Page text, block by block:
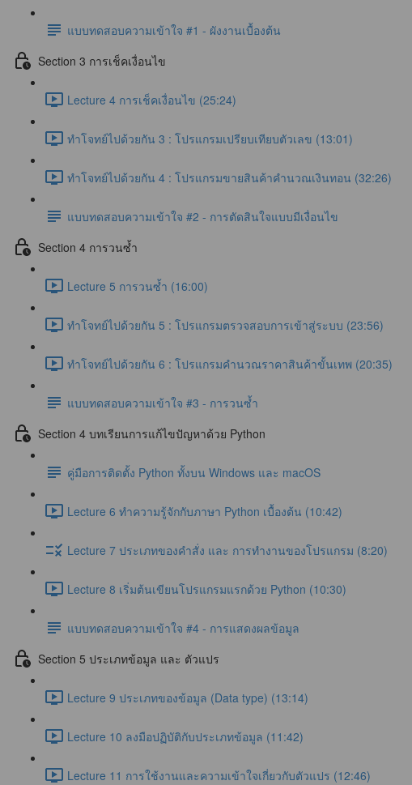
แบบทดสอบความเข้าใจ #1 - ผังงานเบื้องต้น
Section 3 การเช็คเงื่อนไข
Lecture 4 การเช็คเงื่อนไข (25:24)
ทำโจทย์ไปด้วยกัน 3 : โปรแกรมเปรียบเทียบตัวเลข (13:01)
ทำโจทย์ไปด้วยกัน 4 : โปรแกรมขายสินค้าคำนวณเงินทอน (32:26)
แบบทดสอบความเข้าใจ #2 - การตัดสินใจแบบมีเงื่อนไข
Section 4 การวนซ้ำ
Lecture 5 การวนซ้ำ (16:00)
ทำโจทย์ไปด้วยกัน 5 : โปรแกรมตรวจสอบการเข้าสู่ระบบ (23:56)
ทำโจทย์ไปด้วยกัน 6 : โปรแกรมคำนวณราคาสินค้าขั้นเทพ (20:35)
แบบทดสอบความเข้าใจ #3 - การวนซ้ำ
Section 4 บทเรียนการแก้ไขปัญหาด้วย Python
คู่มือการติดตั้ง Python ทั้งบน Windows และ macOS
Lecture 6 ทำความรู้จักกับภาษา Python เบื้องต้น (10:42)
Lecture 7 ประเภทของคำสั่ง และ การทำงานของโปรแกรม (8:20)
Lecture 8 เริ่มต้นเขียนโปรแกรมแรกด้วย Python (10:30)
แบบทดสอบความเข้าใจ #4 - การแสดงผลข้อมูล
Section 5 ประเภทข้อมูล และ ตัวแปร
Lecture 9 ประเภทของข้อมูล (Data type) (13:14)
Lecture 10 ลงมือปฏิบัติกับประเภทข้อมูล (11:42)
Lecture 11 การใช้งานและความเข้าใจเกี่ยวกับตัวแปร (12:46)